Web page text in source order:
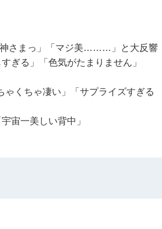
神さまっ」「マジ美………」と大反響
ぎる」「色気がたまりません」
ゃくちゃ凄い」「サプライズすぎる
宙一美しい背中」